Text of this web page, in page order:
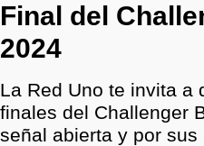
Final del
2024
La Red Uno te invita a
finales del Challenger
señal abierta y por sus